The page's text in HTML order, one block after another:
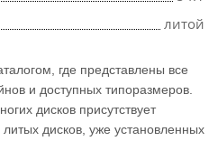
литой
где представлены все
и доступных типоразмеров.
дисков присутствует
дисков, уже установленных